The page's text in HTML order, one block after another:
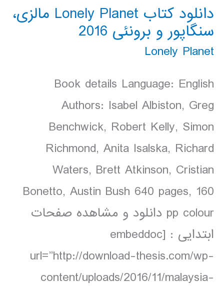
دانلود کتاب Lonely Planet مالزی،
سنگاپور و برونئی 2016
Lonely Planet
Book details Language: English
Authors: Isabel Albiston, Greg
Benchwick, Robert Kelly, Simon
Richmond, Anita Isalska, Richard
Waters, Brett Atkinson, Cristian
Bonetto, Austin Bush 640 pages, 160
pp colour دانلود و مشاهده صفحات
ابتدایی : [embeddoc
url=”http://download-thesis.com/wp-
content/uploads/2016/11/malaysia-